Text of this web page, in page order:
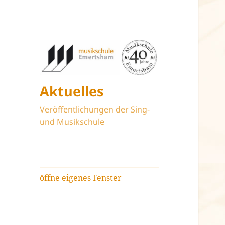
Aktuelles
Veröffentlichungen der Sing-
und Musikschule
öffne eigenes Fenster